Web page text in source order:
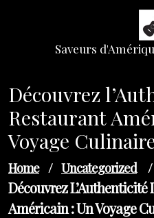
Saveurs
Découvrez
Restaurant
Voyage
Home / Uncategorized /
Découvrez L’Authenticité
Américain : Un Voyage